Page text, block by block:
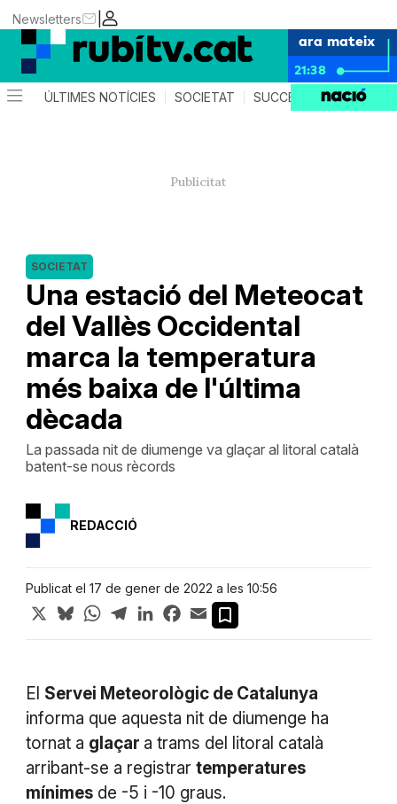
|
Newsletters
ara mateix
21:38
ÚLTIMES NOTÍCIES SOCIETAT SUCCESSOS
Una estació del Meteocat
del Vallès Occidental
marca la temperatura
més baixa de l'última
dècada
SOCIETAT
La passada nit de diumenge va glaçar al litoral català
batent-se nous rècords
REDACCIÓ
Publicat el 17 de gener de 2022 a les 10:56
X BlueskyWhatsApp
TelegramLinkedInFacebook
Email
El Servei Meteorològic de Catalunya
informa que aquesta nit de diumenge ha
tornat a glaçar a trams del litoral català
arribant-se a registrar temperatures
mínimesde -5 i -10 graus.